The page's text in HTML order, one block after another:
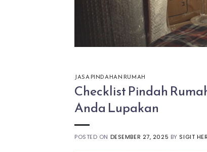
JASA PINDAHAN RUMAH
Checklist Pindah
Anda Lupakan
POSTED ON DESEMBER 27, 2025 BY SIGIT